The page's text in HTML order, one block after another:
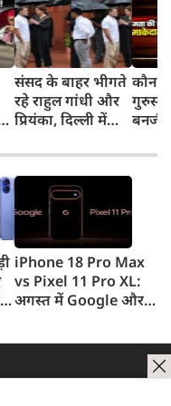
संसद के बाहर भीगते
रहे राहुल गांधी और
प्रियंका, दिल्‍ली में
आनंद, वीडियो सोशल
मीडिया में वायरल
कौन
भाषण
iPhone 18 Pro Max
vs Pixel 11 Pro XL:
अगस्त में Google और